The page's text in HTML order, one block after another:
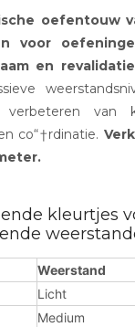
oefentouw
voor
en
van
co“†rdinatie.
kleurtjes
Weerstand
Licht
Medium